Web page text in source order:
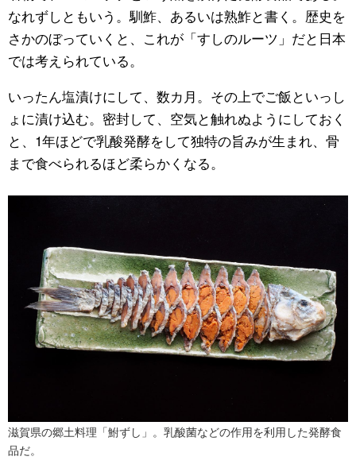
なれずしともいう。馴鮓、あるいは熟鮓と書く。歴史を
さかのぼっていくと、これが「すしのルーツ」だと日本
では考えられている。
いったん塩漬けにして、数カ月。その上でご飯といっし
ょに漬け込む。密封して、空気と触れぬようにしておく
と、1年ほどで乳酸発酵をして独特の旨みが生まれ、骨
まで食べられるほど柔らかくなる。
滋賀県の郷土料理「鮒ずし」。乳酸菌などの作用を利用した発酵食
品だ。